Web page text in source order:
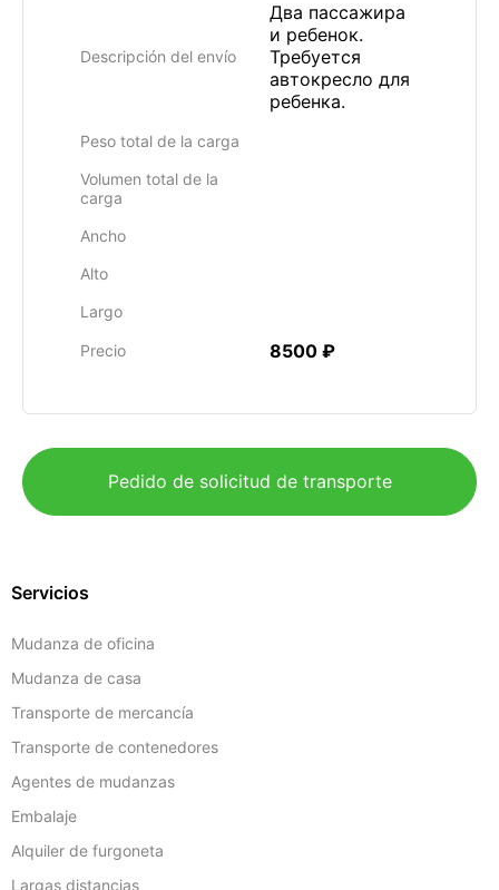
Descripción del envío
Два пассажира
и ребенок.
Требуется
автокресло для
ребенка.
Peso total de la carga
Volumen total de la
carga
Ancho
Alto
Largo
Precio 8500 ₽
Pedido de solicitud de transporte
Servicios
Mudanza de oficina
Mudanza de casa
Transporte de mercancía
Transporte de contenedores
Agentes de mudanzas
Embalaje
Alquiler de furgoneta
Largas distancias